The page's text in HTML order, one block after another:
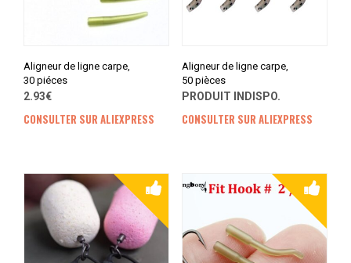
Aligneur de ligne carpe,
30 piéces
2.93€
CONSULTER SUR ALIEXPRESS
Aligneur de ligne carpe,
50 pièces
PRODUIT INDISPO.
CONSULTER SUR ALIEXPRESS